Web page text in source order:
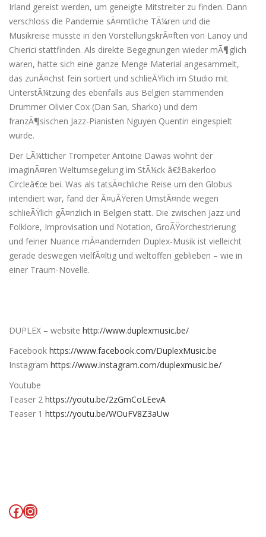
Irland gereist werden, um geneigte Mitstreiter zu finden. Dann
verschloss die Pandemie sÃ¤mtliche TÃ¼ren und die
Musikreise musste in den VorstellungskrÃ¤ften von Lanoy und
Chierici stattfinden. Als direkte Begegnungen wieder mÃ¶glich
waren, hatte sich eine ganze Menge Material angesammelt,
das zunÃ¤chst fein sortiert und schlieÃŸlich im Studio mit
UnterstÃ¼tzung des ebenfalls aus Belgien stammenden
Drummer Olivier Cox (Dan San, Sharko) und dem
franzÃ¶sischen Jazz-Pianisten Nguyen Quentin eingespielt
wurde.
Der LÃ¼tticher Trompeter Antoine Dawas wohnt der
imaginÃ¤ren Weltumsegelung im StÃ¼ck â€žBakerloo
Circleâ€œ bei. Was als tatsÃ¤chliche Reise um den Globus
intendiert war, fand der Ã¤uÃŸeren UmstÃ¤nde wegen
schlieÃŸlich gÃ¤nzlich in Belgien statt. Die zwischen Jazz und
Folklore, Improvisation und Notation, GroÃŸorchestrierung
und feiner Nuance mÃ¤andernden Duplex-Musik ist vielleicht
gerade deswegen vielfÃ¤ltig und weltoffen geblieben – wie in
einer Traum-Novelle.
DUPLEX – website http://www.duplexmusic.be/
Facebook https://www.facebook.com/DuplexMusic.be
Instagram https://www.instagram.com/duplexmusic.be/
Youtube
Teaser 2 https://youtu.be/2zGmCoLEevA
Teaser 1 https://youtu.be/WOuFV8Z3aUw
Facebook
Instagram